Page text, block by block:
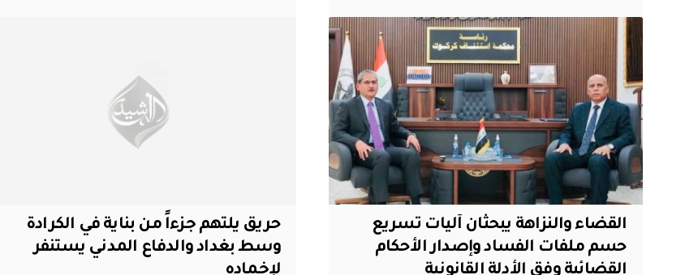
القضاء والنزاهة يبحثان آليات تسريع
حسم ملفات الفساد وإصدار الأحكام
القضائية وفق الأدلة القانونية
حريق يلتهم جزءاً من بناية في الكرادة
وسط بغداد والدفاع المدني يستنفر
لإخماده